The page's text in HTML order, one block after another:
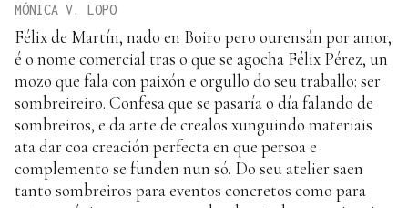
MÓNICA V. LOPO
Félix de Martín, nado en Boiro pero ourensán por amor,
é o nome comercial tras o que se agocha Félix Pérez, un
mozo que fala con paixón e orgullo do seu traballo: ser
sombreireiro. Confesa que se pasaría o día falando de
sombreiros, e da arte de crealos xunguindo materiais
ata dar coa creación perfecta en que persoa e
complemento se funden nun só. Do seu atelier saen
tanto sombreiros para eventos concretos como para